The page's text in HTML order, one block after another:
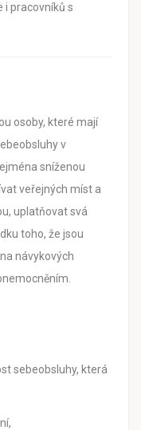
i pracovníků s
osoby, které mají
v
sníženou
veřejných míst a
uplatňovat svá
toho, že jsou
návykových
sebeobsluhy, která